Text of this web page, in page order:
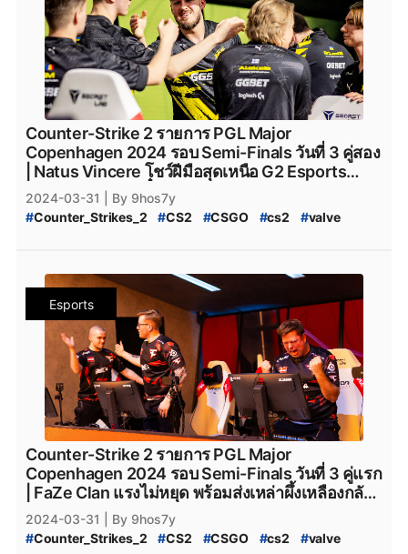
CS2_Major #CS2_Hack #CS2_Hack_ระบาด
Counter_Strike_2_Hack #Counter_Strike_2_Wall_Hack
CS2_Hack_Disconnect #CS2_AIM #CS2_Wall
CS2_Wall_Hack #Hack #Steam #เกมsteam #steam
PCgame FPS #fps #เกมfps #Natus_Vincere
NatusVincere navi #NAVI ทีมnavi #MOUZ
#MOUZ_CS2 #mousesports #Team_Vitality
#team_vitality #TeamVitality #
Vitality_CS2
#FaZe_Clan #Faze_Clan #FaZe #fazeclan
# FaZe_Clan_CS2 # Team_Spirit #Team_Spirit_CS2
#team_spirit #VirtusPro
#Virtus.Pro_CS2 #Complexity_Gaming
Cloud9 #cloud9 #cloud9_cs2 #HEROIC #Heroic
heroic # Heroic_cs2 Eternal_fire
Eternal-Fire #Eternal_fire_cs2 #SAW #saw_cs2
SAW_cs2 # ECSTATIC
ECSTATIC_cs2
Imperial_Esports #Imperial_Esports_cs2
paiN_Gaming #paiN_Gaming_cs2 #GamerLegion
GamerLegion_cs2 #Lynn_Vision #Lynn_Vision_cs2
legacy_cs2 #Legacy_cs2 #ENCE #Ence #ence
ENCE_cs2 #Apeks #Apeks_cs2 # The_mongolZ
#The_MongolZ_cs2 #FURIA_Esports #FURIA
#FURIA_CS2 #FURIA_Esports_cs2 #AMKAL_ESPORTS
# AMKAL_ESPORTS_cs2 # KOI #Movistar_KOI
#
KOI_cs2
#CS2_Major_Championship
#CS2_Major_Championship_2024 #
9Pandas
Counter-Strike 2 รายการ PGL Major
Copenhagen 2024 รอบ Semi-Finals วันที่ 3 คู่สอง
| Natus Vincere โชว์ฝีมือสุดเหนือ G2 Esports
พร้อมทะยานคว้าตั๋วใบสุดท้ายก้าวเข้าสู่รอบ Grand
Finals ไปด้วยสกอร์ 2-1
2024-03-31
| By 9hos7y
#Counter_Strikes_2 #CS2 #CSGO #cs2 #valve
CS2_Pick'EM #CS2_Pick'EM_Challenge
PGL_CS2_Major_Copenhagen_2024
CS2_Major_2024 #CS2_Major_Copenhagen_2024
CS2_Major # CS2_Hack #CS2_Hack_ระบาด
Counter_Strike_2_Hack
Counter_Strike_2_Wall_Hack
CS2_Hack_Disconnect # CS2_AIM #CS2_Wall
CS2_Wall_Hack # Hack #Steam #เกมsteam #steam
PCgame #FPS #fps #เกมfps #Natus_Vincere
NatusVincere #navi #NAVI #ทีมnavi
MOUZ
#MOUZ_CS2 #mousesports #Team_Vitality
#team_vitality #TeamVitality #
Vitality_CS2
#FaZe_Clan #Faze_Clan #FaZe # fazeclan
# FaZe_Clan_CS2 #Team_Spirit #Team_Spirit_CS2
#team_spirit #VirtusPro
#Virtus.Pro_CS2 #Complexity_Gaming
Esports
Counter-Strike 2 รายการ PGL Major
Copenhagen 2024 รอบ Semi-Finals วันที่ 3 คู่แรก
| FaZe Clan แรงไม่หยุด พร้อมส่งเหล่าผึ้งเหลืองกลับ
บ้านด้วยการปิดสกอร์ 2-1 แบบดุดัน
2024-03-31
| By 9hos7y
#Counter_Strikes_2 #CS2 #CSGO #cs2 #valve